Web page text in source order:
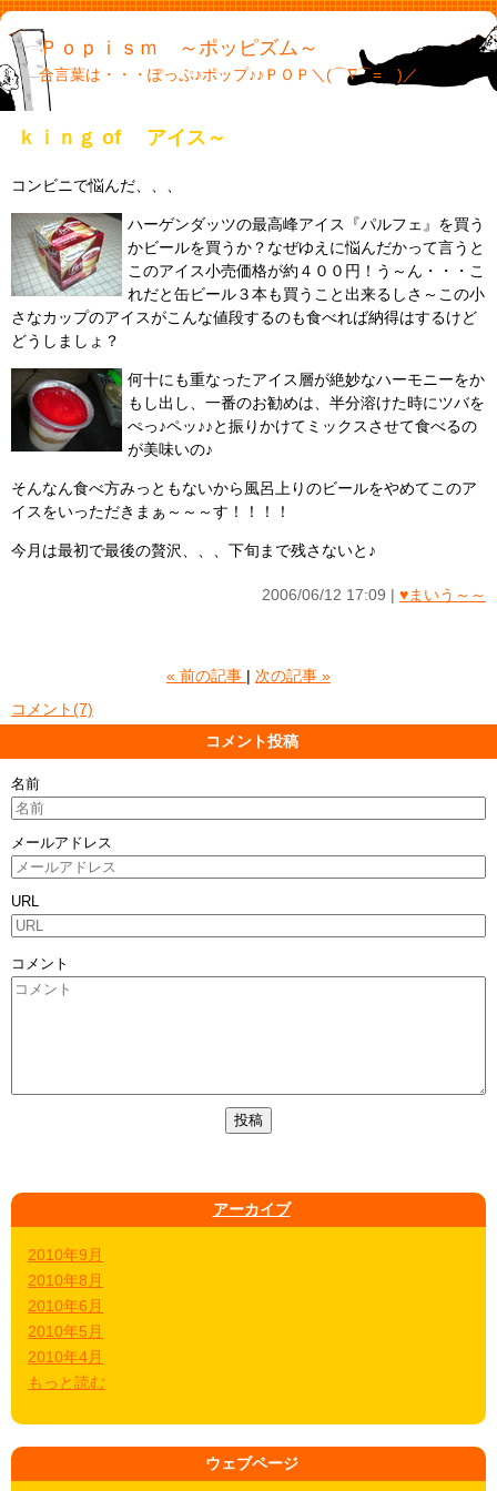
Ｐｏｐｉｓｍ ～ポッピズム～
合言葉は・・・ぽっぷ♪ポップ♪♪ＰＯＰ＼(⌒∇⌒= )／
ｋｉｎｇ of アイス～
コンビニで悩んだ、、、
ハーゲンダッツの最高峰アイス『パルフェ』を買う
かビールを買うか？なぜゆえに悩んだかって言うと
このアイス小売価格が約４００円！う～ん・・・こ
れだと缶ビール３本も買うこと出来るしさ～この小
さなカップのアイスがこんな値段するのも食べれば納得はするけど
どうしましょ？
何十にも重なったアイス層が絶妙なハーモニーをか
もし出し、一番のお勧めは、半分溶けた時にツバを
ぺっ♪ペッ♪♪と振りかけてミックスさせて食べるの
が美味いの♪
そんなん食べ方みっともないから風呂上りのビールをやめてこのア
イスをいっただきまぁ～～～す！！！！
今月は最初で最後の贅沢、、、下旬まで残さないと♪
2006/06/12 17:09 ♥まいう～～
« 前の記事 次の記事 »
コメント(7)
コメント投稿
名前
メールアドレス
URL
コメント
アーカイブ
2010年9月
2010年8月
2010年6月
2010年5月
2010年4月
もっと読む
ウェブページ